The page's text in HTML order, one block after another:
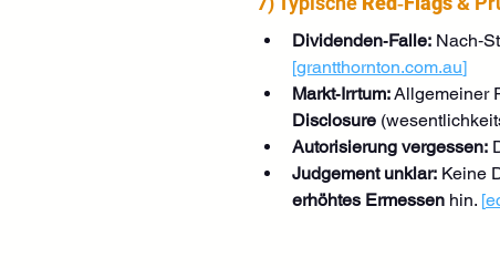
Dividenden‑Falle:
[grantthornton.com.au]
Markt‑Irrtum: Allgemeiner
Disclosure
Autorisierung vergessen:
Judgement unklar: Keine
erhöhtes Ermessen hin. [